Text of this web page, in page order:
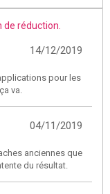
réduction.
14/12/2019
pour les
va.
04/11/2019
anciennes que
du résultat.